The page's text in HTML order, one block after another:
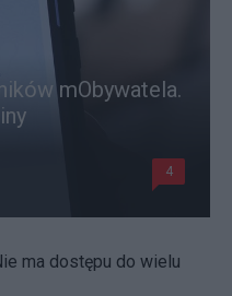
mObywatela.
4
ma dostępu do wielu